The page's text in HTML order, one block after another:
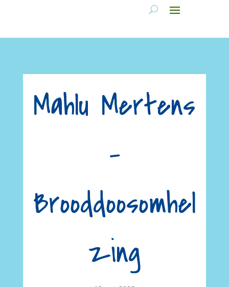
Mahlu Mertens
–
Brooddoosomhel
zing